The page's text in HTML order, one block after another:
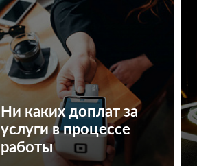
Ни каких доплат за
услуги в процессе
работы